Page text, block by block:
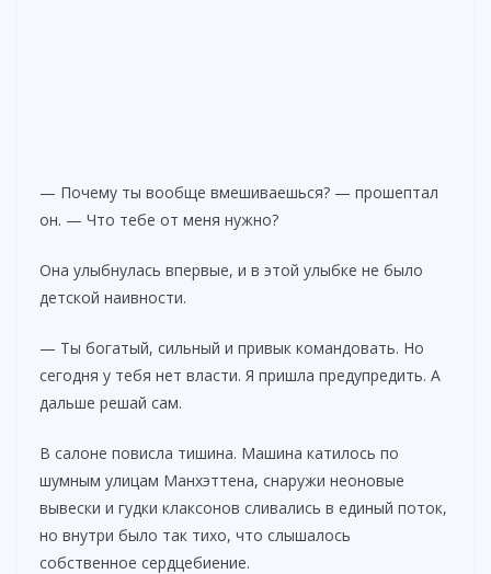
— Почему ты вообще вмешиваешься? — прошептал
он. — Что тебе от меня нужно?
Она улыбнулась впервые, и в этой улыбке не было
детской наивности.
— Ты богатый, сильный и привык командовать. Но
сегодня у тебя нет власти. Я пришла предупредить. А
дальше решай сам.
В салоне повисла тишина. Машина катилось по
шумным улицам Манхэттена, снаружи неоновые
вывески и гудки клаксонов сливались в единый поток,
но внутри было так тихо, что слышалось
собственное сердцебиение.